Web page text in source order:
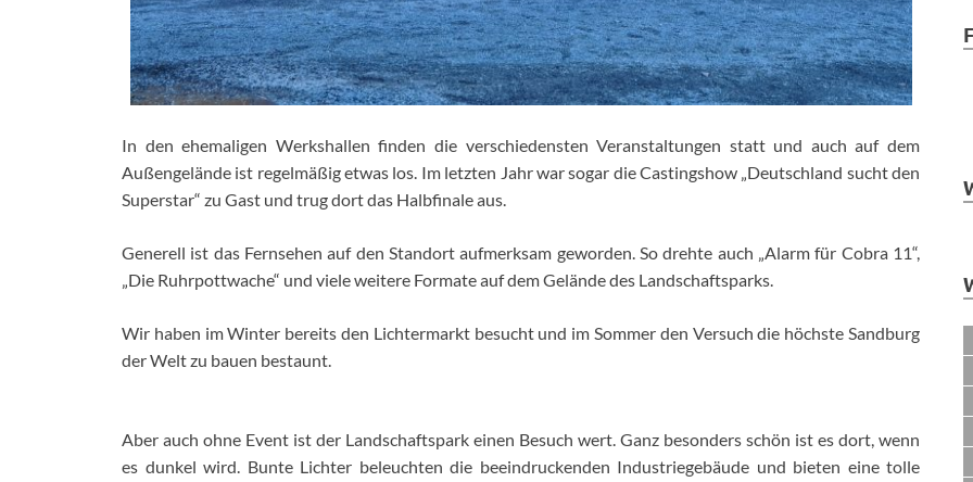
In den ehemaligen Werkshallen finden die verschiedensten Veranstaltungen statt und auch auf dem
Außengelände ist regelmäßig etwas los. Im letzten Jahr war sogar die Castingshow „Deutschland sucht den
Superstar“ zu Gast und trug dort das Halbfinale aus.
Generell ist das Fernsehen auf den Standort aufmerksam geworden. So drehte auch „Alarm für Cobra 11“,
„Die Ruhrpottwache“ und viele weitere Formate auf dem Gelände des Landschaftsparks.
Wir haben im Winter bereits den Lichtermarkt besucht und im Sommer den Versuch die höchste Sandburg
der Welt zu bauen bestaunt.
Aber auch ohne Event ist der Landschaftspark einen Besuch wert. Ganz besonders schön ist es dort, wenn
es dunkel wird. Bunte Lichter beleuchten die beeindruckenden Industriegebäude und bieten eine tolle